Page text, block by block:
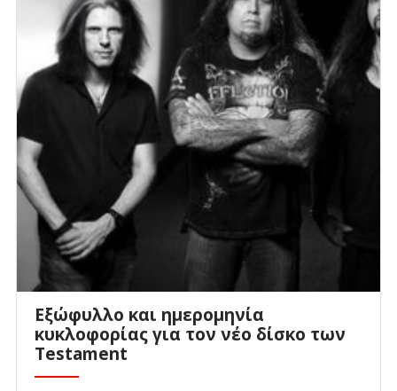
Εξώφυλλο και ημερομηνία
κυκλοφορίας για τον νέο δίσκο των
Testament